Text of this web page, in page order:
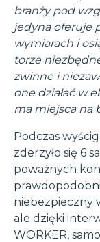
branży pod
jedyna oferuje
wymiarach i
torze
zwinne i
one działać w
ma miejsca na
Podczas
zderzyło się 6
poważnych
niebezpieczny
ale dzięki
WORKER,